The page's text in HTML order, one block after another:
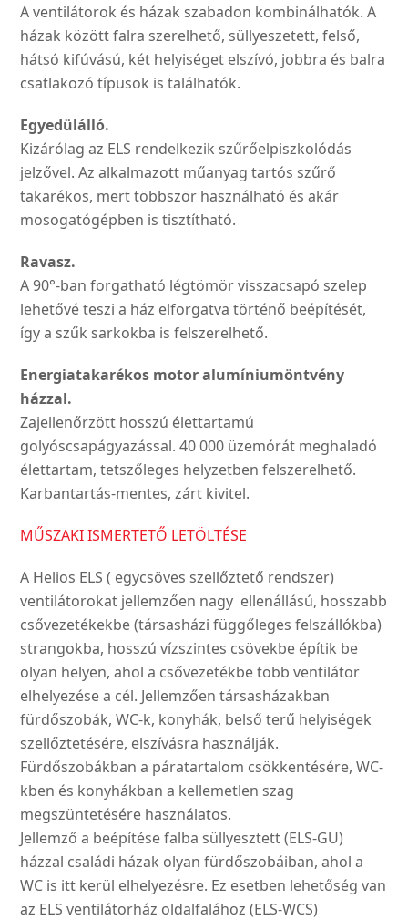
A ventilátorok és házak szabadon kombinálhatók. A
házak között falra szerelhető, süllyeszetett, felső,
hátsó kifúvású, két helyiséget elszívó, jobbra és balra
csatlakozó típusok is találhatók.
Egyedülálló.
Kizárólag az ELS rendelkezik szűrőelpiszkolódás
jelzővel. Az alkalmazott műanyag tartós szűrő
takarékos, mert többször használható és akár
mosogatógépben is tisztítható.
Ravasz.
A 90°-ban forgatható légtömör visszacsapó szelep
lehetővé teszi a ház elforgatva történő beépítését,
így a szűk sarkokba is felszerelhető.
Energiatakarékos motor alumíniumöntvény
házzal.
Zajellenőrzött hosszú élettartamú
golyóscsapágyazással. 40 000 üzemórát meghaladó
élettartam, tetszőleges helyzetben felszerelhető.
Karbantartás-mentes, zárt kivitel.
MŰSZAKI ISMERTETŐ LETÖLTÉSE
A Helios ELS ( egycsöves szellőztető rendszer)
ventilátorokat jellemzően nagy ellenállású, hosszabb
csővezetékekbe (társasházi függőleges felszállókba)
strangokba, hosszú vízszintes csövekbe építik be
olyan helyen, ahol a csővezetékbe több ventilátor
elhelyezése a cél. Jellemzően társasházakban
fürdőszobák, WC-k, konyhák, belső terű helyiségek
szellőztetésére, elszívásra használják.
Fürdőszobákban a páratartalom csökkentésére, WC-
kben és konyhákban a kellemetlen szag
megszüntetésére használatos.
Jellemző a beépítése falba süllyesztett (ELS-GU)
házzal családi házak olyan fürdőszobáiban, ahol a
WC is itt kerül elhelyezésre. Ez esetben lehetőség van
az ELS ventilátorház oldalfalához (ELS-WCS)